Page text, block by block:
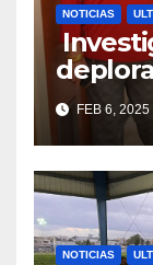
NOTICIAS
de la
FEB 6, 2025
NOTICIAS